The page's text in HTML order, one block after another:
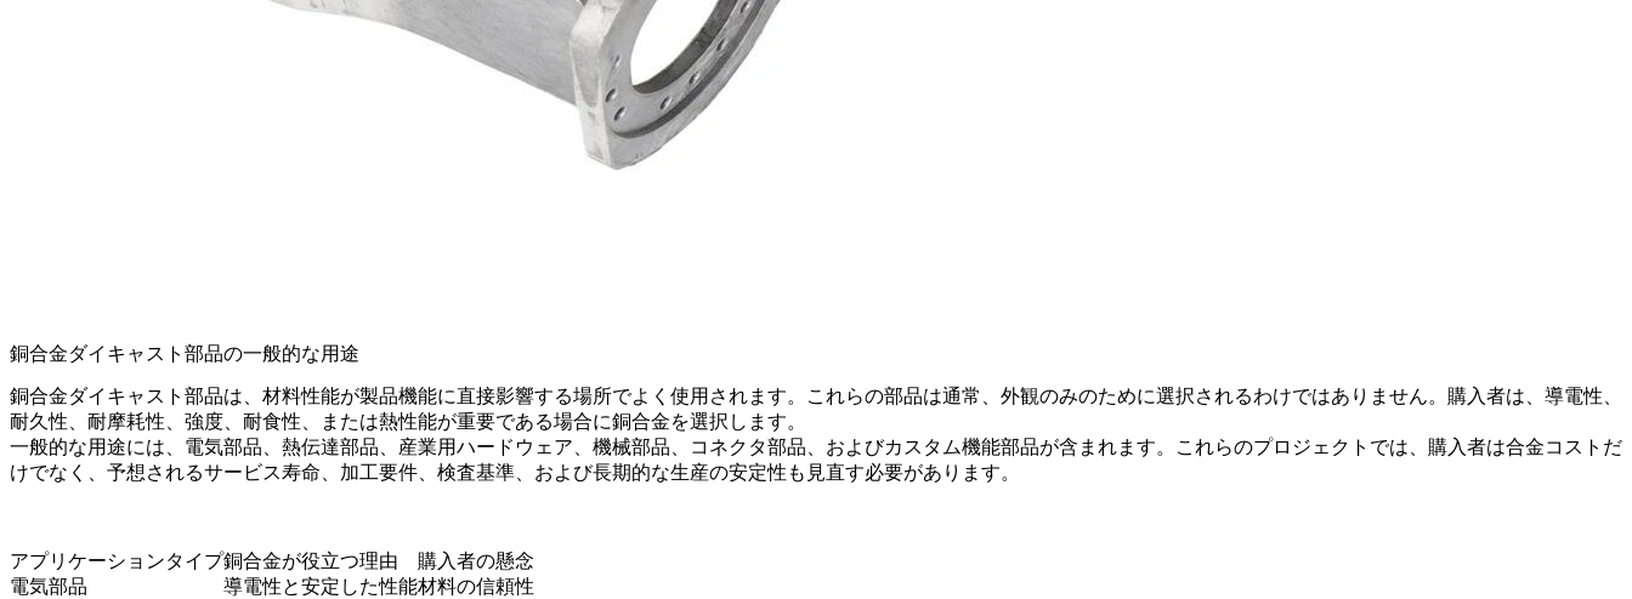
銅合金ダイキャスト部品の一般的な用途
銅合金ダイキャスト部品は、材料性能が製品機能に直接影響する場所でよく使用されます。これらの部品は通常、外観のみのために選択されるわけではありません。購入者は、導電性、
耐久性、耐摩耗性、強度、耐食性、または熱性能が重要である場合に銅合金を選択します。
一般的な用途には、電気部品、熱伝達部品、産業用ハードウェア、機械部品、コネクタ部品、およびカスタム機能部品が含まれます。これらのプロジェクトでは、購入者は合金コストだ
けでなく、予想されるサービス寿命、加工要件、検査基準、および長期的な生産の安定性も見直す必要があります。
アプリケーションタイプ銅合金が役立つ理由
購入者の懸念
電気部品
導電性と安定した性能材料の信頼性